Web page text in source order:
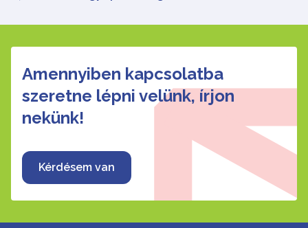
Amennyiben kapcsolatba
szeretne lépni velünk, írjon
nekünk!
Kérdésem van